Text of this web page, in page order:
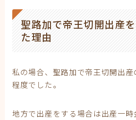
聖路加で帝王切開出産
た理由
私の場合、聖路加で帝王切開出
程度でした。
地方で出産をする場合は出産一